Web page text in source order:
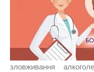
зловживання